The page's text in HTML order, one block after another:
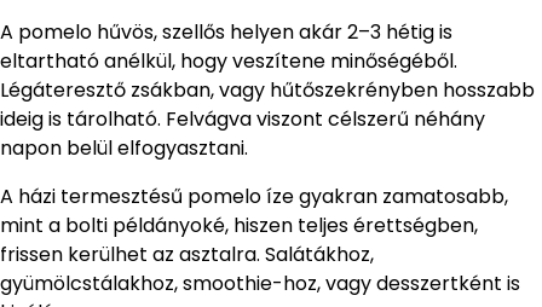
A pomelo hűvös, szellős helyen akár 2–3 hétig is
eltartható anélkül, hogy veszítene minőségéből.
Légáteresztő zsákban, vagy hűtőszekrényben hosszabb
ideig is tárolható. Felvágva viszont célszerű néhány
napon belül elfogyasztani.
A házi termesztésű pomelo íze gyakran zamatosabb,
mint a bolti példányoké, hiszen teljes érettségben,
frissen kerülhet az asztalra. Salátákhoz,
gyümölcstálakhoz, smoothie-hoz, vagy desszertként is